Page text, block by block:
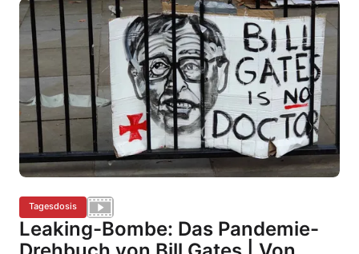
Tagesdosis
Leaking-Bombe: Das Pandemie-